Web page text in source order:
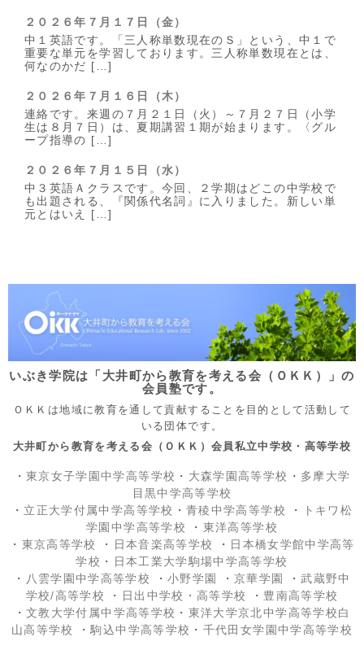
２０２６年７月１７日（金）
中１英語です。「三人称単数現在のＳ」という、中１で
重要な単元を学習しております。三人称単数現在とは、
何なのかだ […]
２０２６年７月１６日（木）
連絡です。来週の７月２１日（火）～７月２７日（小学
生は８月７日）は、夏期講習１期が始まります。〈グル
ープ指導の […]
２０２６年７月１５日（水）
中３英語Ａクラスです。今回、２学期はどこの中学校で
も出題される、『関係代名詞』に入りました。新しい単
元とはいえ […]
いぶき学院は「大井町から教育を考える会（ＯＫＫ）」の
会員塾です。
ＯＫＫは地域に教育を通して貢献することを目的として活動して
いる団体です。
大井町から教育を考える会（ＯＫＫ）会員私立中学校・高等学校
・ 東京女子学園中学高等学校 ・ 大森学園高等学校 ・ 多摩大学
目黒中学高等学校
・ 立正大学付属中学高等学校 ・ 青稜中学高等学校 ・
トキワ松
学園中学高等学校
・ 東洋高等学校
・ 東京高等学校 ・ 日本音楽高等学校 ・ 日本橋女学館中学高等
学校 ・
日本工業大学駒場中学高等学校
・ 八雲学園中学高等学校 ・ 小野学園 ・京華学園 ・武蔵野中
学校/高等学校
・ 日出中学校 ・高等学校 ・ 豊南高等学校
・ 文教大学付属中学高等学校 ・ 東洋大学京北中学高等学校白
山高等学校
・駒込中学高等学校 ・ 千代田女学園中学高等学校